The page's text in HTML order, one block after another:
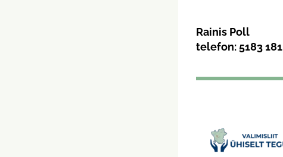
Rainis Poll
telefon: 5183 181